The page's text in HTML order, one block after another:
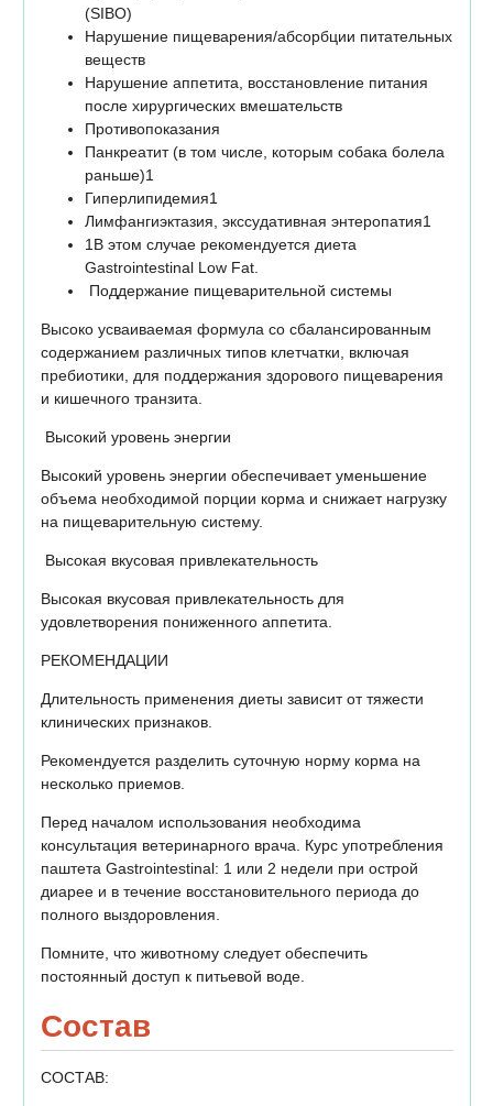
(SIBO)
Нарушение пищеварения/абсорбции питательных
веществ
Нарушение аппетита, восстановление питания
после хирургических вмешательств
Противопоказания
Панкреатит (в том числе, которым собака болела
раньше)1
Гиперлипидемия1
Лимфангиэктазия, экссудативная энтеропатия1
1В этом случае рекомендуется диета
Gastrointestinal Low Fat.
Поддержание пищеварительной системы
Высоко усваиваемая формула со сбалансированным
содержанием различных типов клетчатки, включая
пребиотики, для поддержания здорового пищеварения
и кишечного транзита.
Высокий уровень энергии
Высокий уровень энергии обеспечивает уменьшение
объема необходимой порции корма и снижает нагрузку
на пищеварительную систему.
Высокая вкусовая привлекательность
Высокая вкусовая привлекательность для
удовлетворения пониженного аппетита.
РЕКОМЕНДАЦИИ
Длительность применения диеты зависит от тяжести
клинических признаков.
Рекомендуется разделить суточную норму корма на
несколько приемов.
Перед началом использования необходима
консультация ветеринарного врача. Курс употребления
паштета Gastrointestinal: 1 или 2 недели при острой
диарее и в течение восстановительного периода до
полного выздоровления.
Помните, что животному следует обеспечить
постоянный доступ к питьевой воде.
Состав
СОСТАВ: